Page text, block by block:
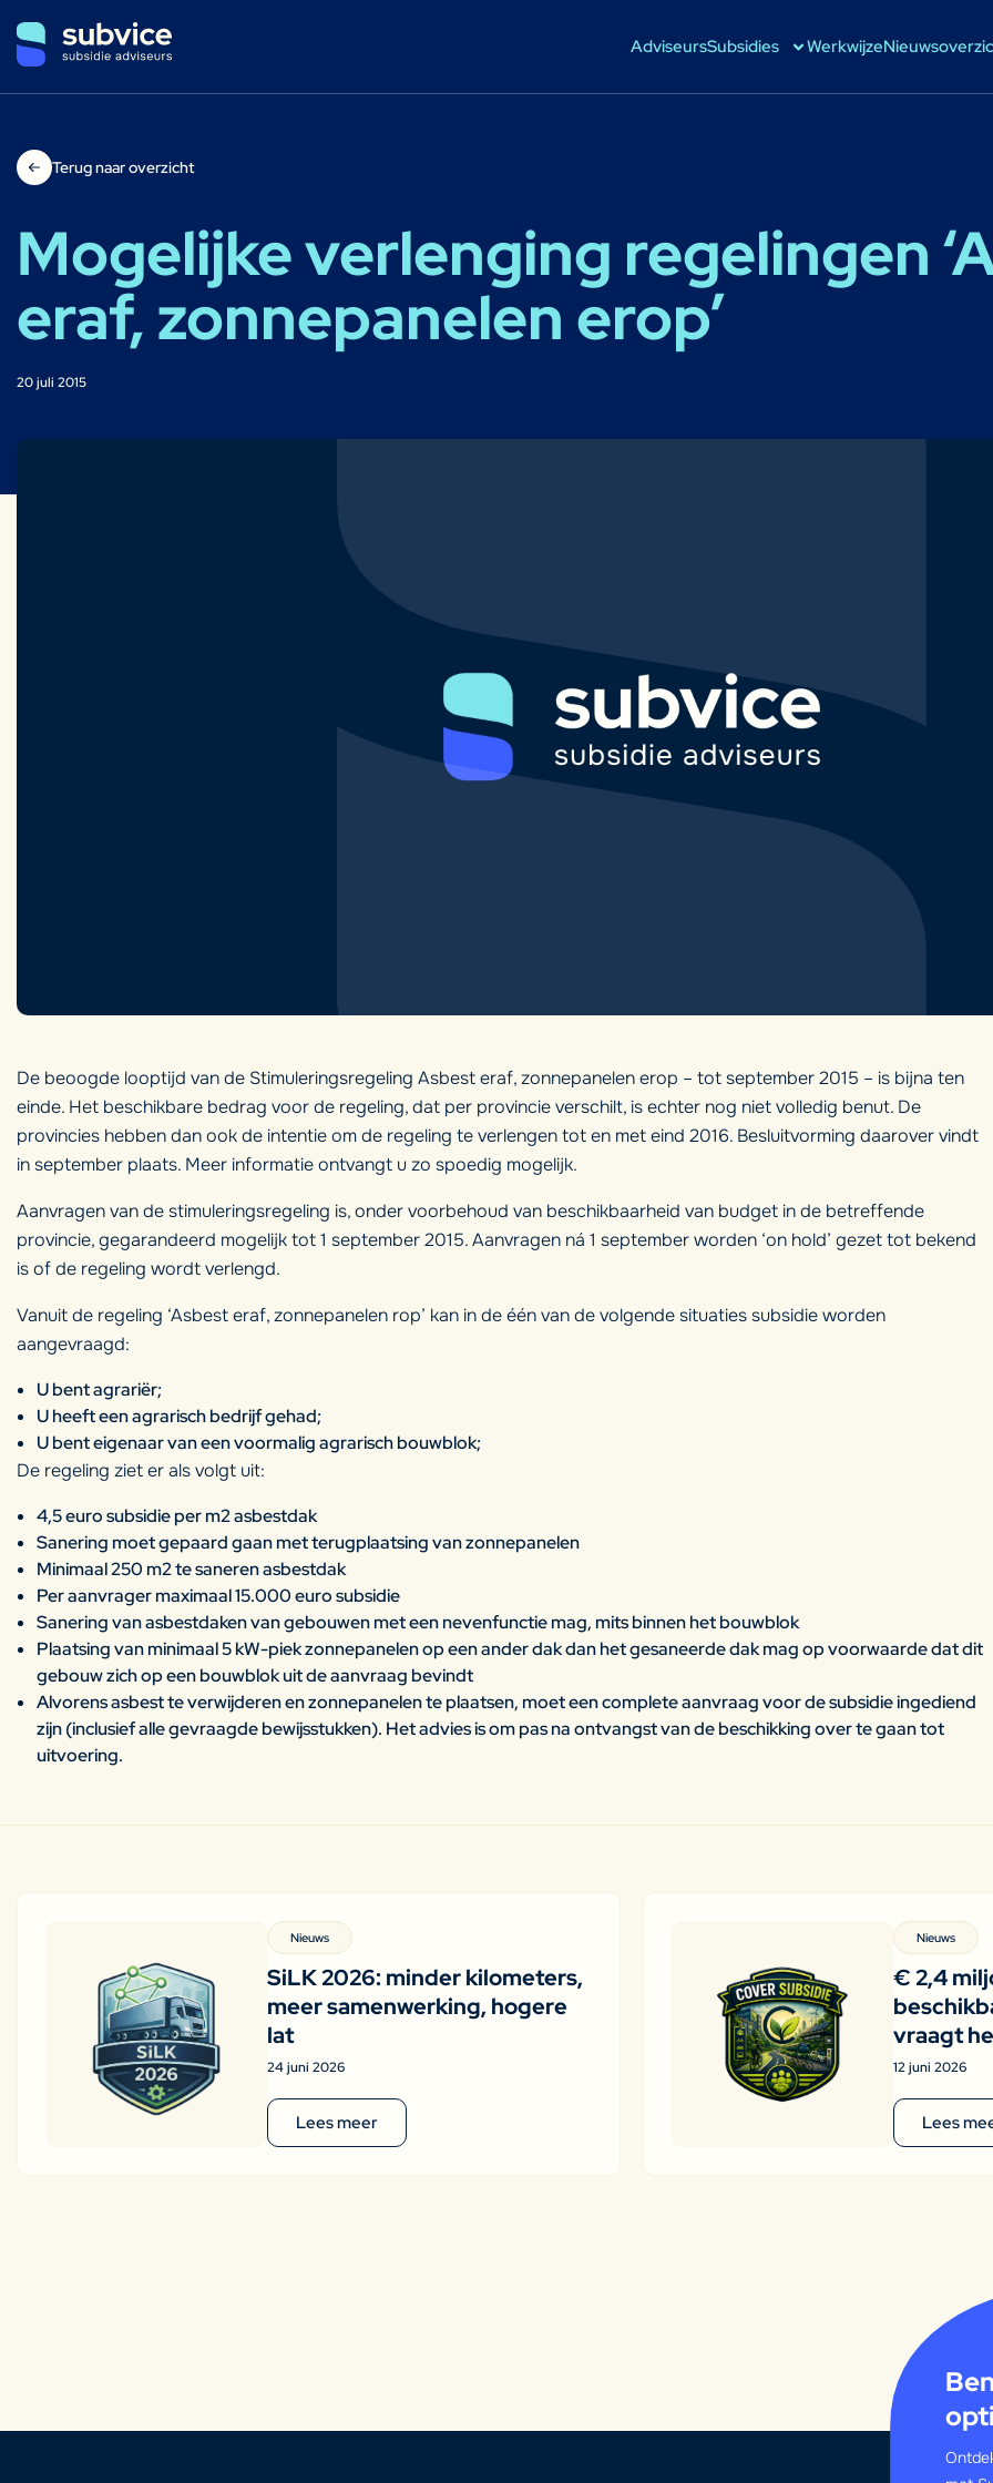
AdviseursSubsidies Werkwijze
Terug naar overzicht
Mogelijke verlenging regelingen
eraf, zonnepanelen erop’
20 juli 2015
De beoogde looptijd van de Stimuleringsregeling Asbest eraf, zonnepanelen erop – tot september 2015 – is bijna ten
einde. Het beschikbare bedrag voor de regeling, dat per provincie verschilt, is echter nog niet volledig benut. De
provincies hebben dan ook de intentie om de regeling te verlengen tot en met eind 2016. Besluitvorming daarover vindt
in september plaats. Meer informatie ontvangt u zo spoedig mogelijk.
Aanvragen van de stimuleringsregeling is, onder voorbehoud van beschikbaarheid van budget in de betreffende
provincie, gegarandeerd mogelijk tot 1 september 2015. Aanvragen ná 1 september worden ‘on hold’ gezet tot bekend
is of de regeling wordt verlengd.
Vanuit de regeling ‘Asbest eraf, zonnepanelen rop’ kan in de één van de volgende situaties subsidie worden
aangevraagd:
U bent agrariër;
U heeft een agrarisch bedrijf gehad;
U bent eigenaar van een voormalig agrarisch bouwblok;
De regeling ziet er als volgt uit:
4,5 euro subsidie per m2 asbestdak
Sanering moet gepaard gaan met terugplaatsing van zonnepanelen
Minimaal 250 m2 te saneren asbestdak
Per aanvrager maximaal 15.000 euro subsidie
Sanering van asbestdaken van gebouwen met een nevenfunctie mag, mits binnen het bouwblok
Plaatsing van minimaal 5 kW-piek zonnepanelen op een ander dak dan het gesaneerde dak mag op voorwaarde dat dit
gebouw zich op een bouwblok uit de aanvraag bevindt
Alvorens asbest te verwijderen en zonnepanelen te plaatsen, moet een complete aanvraag voor de subsidie ingediend
zijn (inclusief alle gevraagde bewijsstukken). Het advies is om pas na ontvangst van de beschikking over te gaan tot
uitvoering.
Nieuws
SiLK 2026: minder kilometers,
meer samenwerking, hogere
lat
24 juni 2026
Lees meer
Nieuws
€ 2,4
vraagt
12 juni 2026
Lees